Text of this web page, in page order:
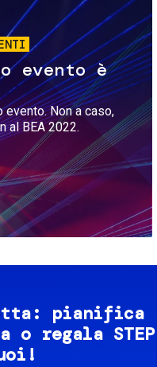
evento è
Non a caso,
al BEA 2022.
pianifica
regala STEP